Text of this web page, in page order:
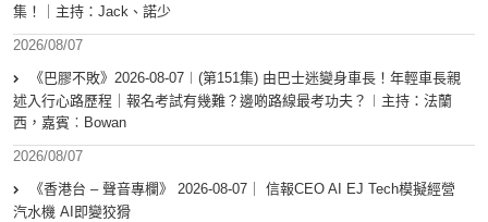
集！｜主持：Jack、諾少
2026/08/07
《巴膠不敗》2026-08-07︱(第151集) 由巴士迷變身車長！年輕車長親
述入行心路歷程｜報名考試有幾難？邊啲路線最考功夫？︱主持：法蘭
西，嘉賓︰Bowan
2026/08/07
《香港台 – 聲音專欄》 2026-08-07｜ 信報CEO AI EJ Tech模擬經營
汽水機 AI即變狡猾